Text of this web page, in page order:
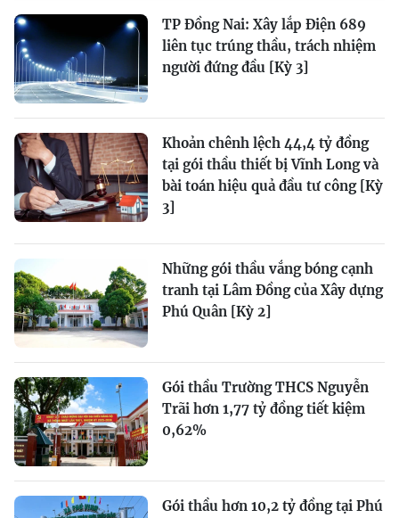
TP Đồng Nai: Xây lắp Điện 689
liên tục trúng thầu, trách nhiệm
người đứng đầu [Kỳ 3]
Khoản chênh lệch 44,4 tỷ đồng
tại gói thầu thiết bị Vĩnh Long và
bài toán hiệu quả đầu tư công [Kỳ
3]
Những gói thầu vắng bóng cạnh
tranh tại Lâm Đồng của Xây dựng
Phú Quân [Kỳ 2]
Gói thầu Trường THCS Nguyễn
Trãi hơn 1,77 tỷ đồng tiết kiệm
0,62%
Gói thầu hơn 10,2 tỷ đồng tại Phú